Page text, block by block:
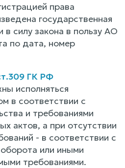
права
государственная
в силу закона в пользу АО
по дата, номер
ГК РФ
исполняться
в соответствии с
и требованиями
актов, а при отсутствии
- в соответствии с
или иными
требованиями.